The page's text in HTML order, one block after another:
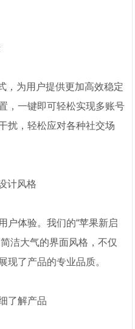
，为用户提供更加高效稳定
，一键即可轻松实现多账号
扰，轻松应对各种社交场
计风格
户体验。我们的“苹果新启
洁大气的界面风格，不仅
现了产品的专业品质。
了解产品